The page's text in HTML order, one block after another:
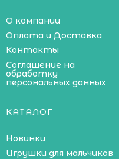
О компании
Оплата и Доставка
Контакты
Соглашение на
обработку
персональных данных
КАТАЛОГ
Новинки
Игрушки для мальчиков